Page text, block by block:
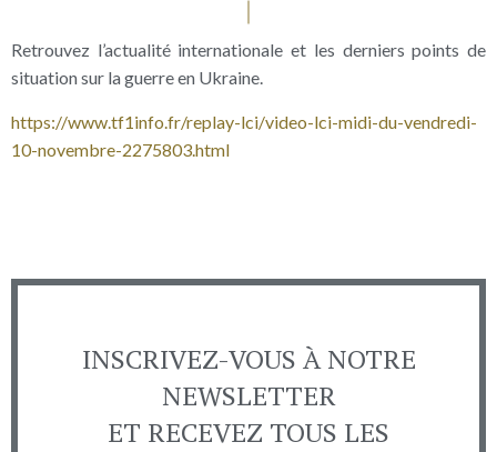
Retrouvez l’actualité internationale et les derniers points de
situation sur la guerre en Ukraine.
https://www.tf1info.fr/replay-lci/video-lci-midi-du-vendredi-
10-novembre-2275803.html
INSCRIVEZ-VOUS À NOTRE
NEWSLETTER
ET RECEVEZ TOUS LES